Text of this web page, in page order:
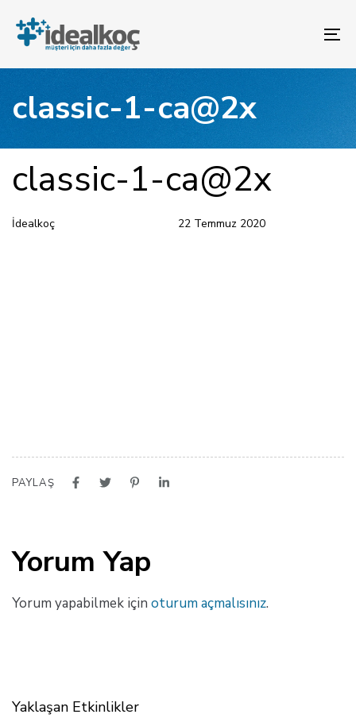
atla
gezinme
bölümüne
geç
İçeriğe
atlaclassic-1-ca@2x
classic-1-ca@2x
İdealkoç 22 Temmuz 2020
PAYLAŞ
Yorum Yap
Yorum yapabilmek için oturum açmalısınız.
Yaklaşan Etkinlikler